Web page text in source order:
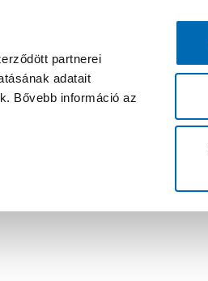
partnerei
adatait
Bővebb információ az